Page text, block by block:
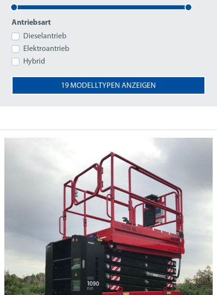
Antriebsart
Dieselantrieb
Elektroantrieb
Hybrid
19 MODELLTYPEN ANZEIGEN